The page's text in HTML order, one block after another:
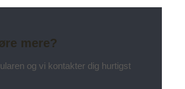
mere?
og vi kontakter dig hurtigst